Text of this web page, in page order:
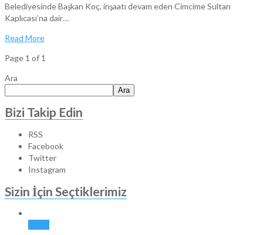
Belediyesinde Başkan Koç, inşaatı devam eden Cimcime Sultan
Kaplıcası’na dair…
Read More
Page 1 of 1
Ara
Ara
Bizi Takip Edin
RSS
Facebook
Twitter
Instagram
Sizin İçin Seçtiklerimiz